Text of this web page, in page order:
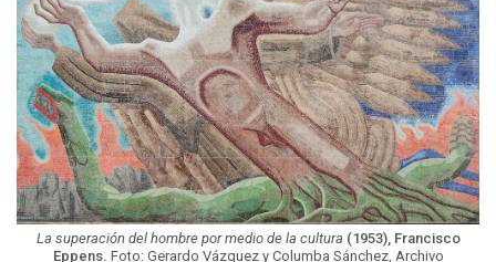
La superación del hombre por medio de la cultura (1953), Francisco
Eppens. Foto: Gerardo Vázquez y Columba Sánchez, Archivo